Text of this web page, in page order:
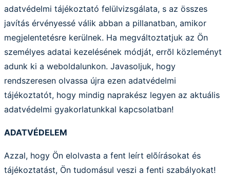
adatvédelmi tájékoztató felülvizsgálata, s az összes
javítás érvényessé válik abban a pillanatban, amikor
megjelentetésre kerülnek. Ha megváltoztatjuk az Ön
személyes adatai kezelésének módját, errõl közleményt
adunk ki a weboldalunkon. Javasoljuk, hogy
rendszeresen olvassa újra ezen adatvédelmi
tájékoztatót, hogy mindig naprakész legyen az aktuális
adatvédelmi gyakorlatunkkal kapcsolatban!
ADATVÉDELEM
Azzal, hogy Ön elolvasta a fent leírt elõírásokat és
tájékoztatást, Ön tudomásul veszi a fenti szabályokat!